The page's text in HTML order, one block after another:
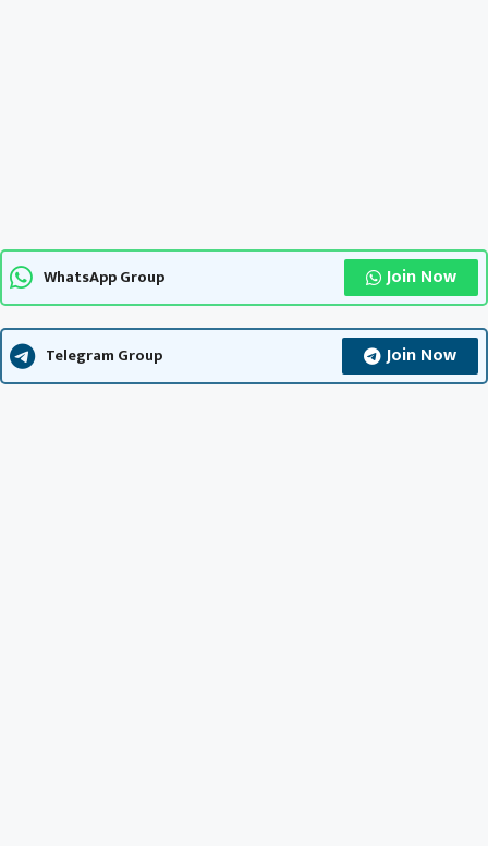
WhatsApp Group Join Now
Telegram Group Join Now